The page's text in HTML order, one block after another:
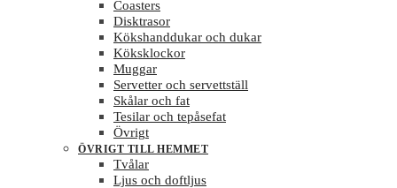
Coasters
Disktrasor
Kökshanddukar och dukar
Köksklockor
Muggar
Servetter och servettställ
Skålar och fat
Tesilar och tepåsefat
Övrigt
ÖVRIGT TILL HEMMET
Tvålar
Ljus och doftljus